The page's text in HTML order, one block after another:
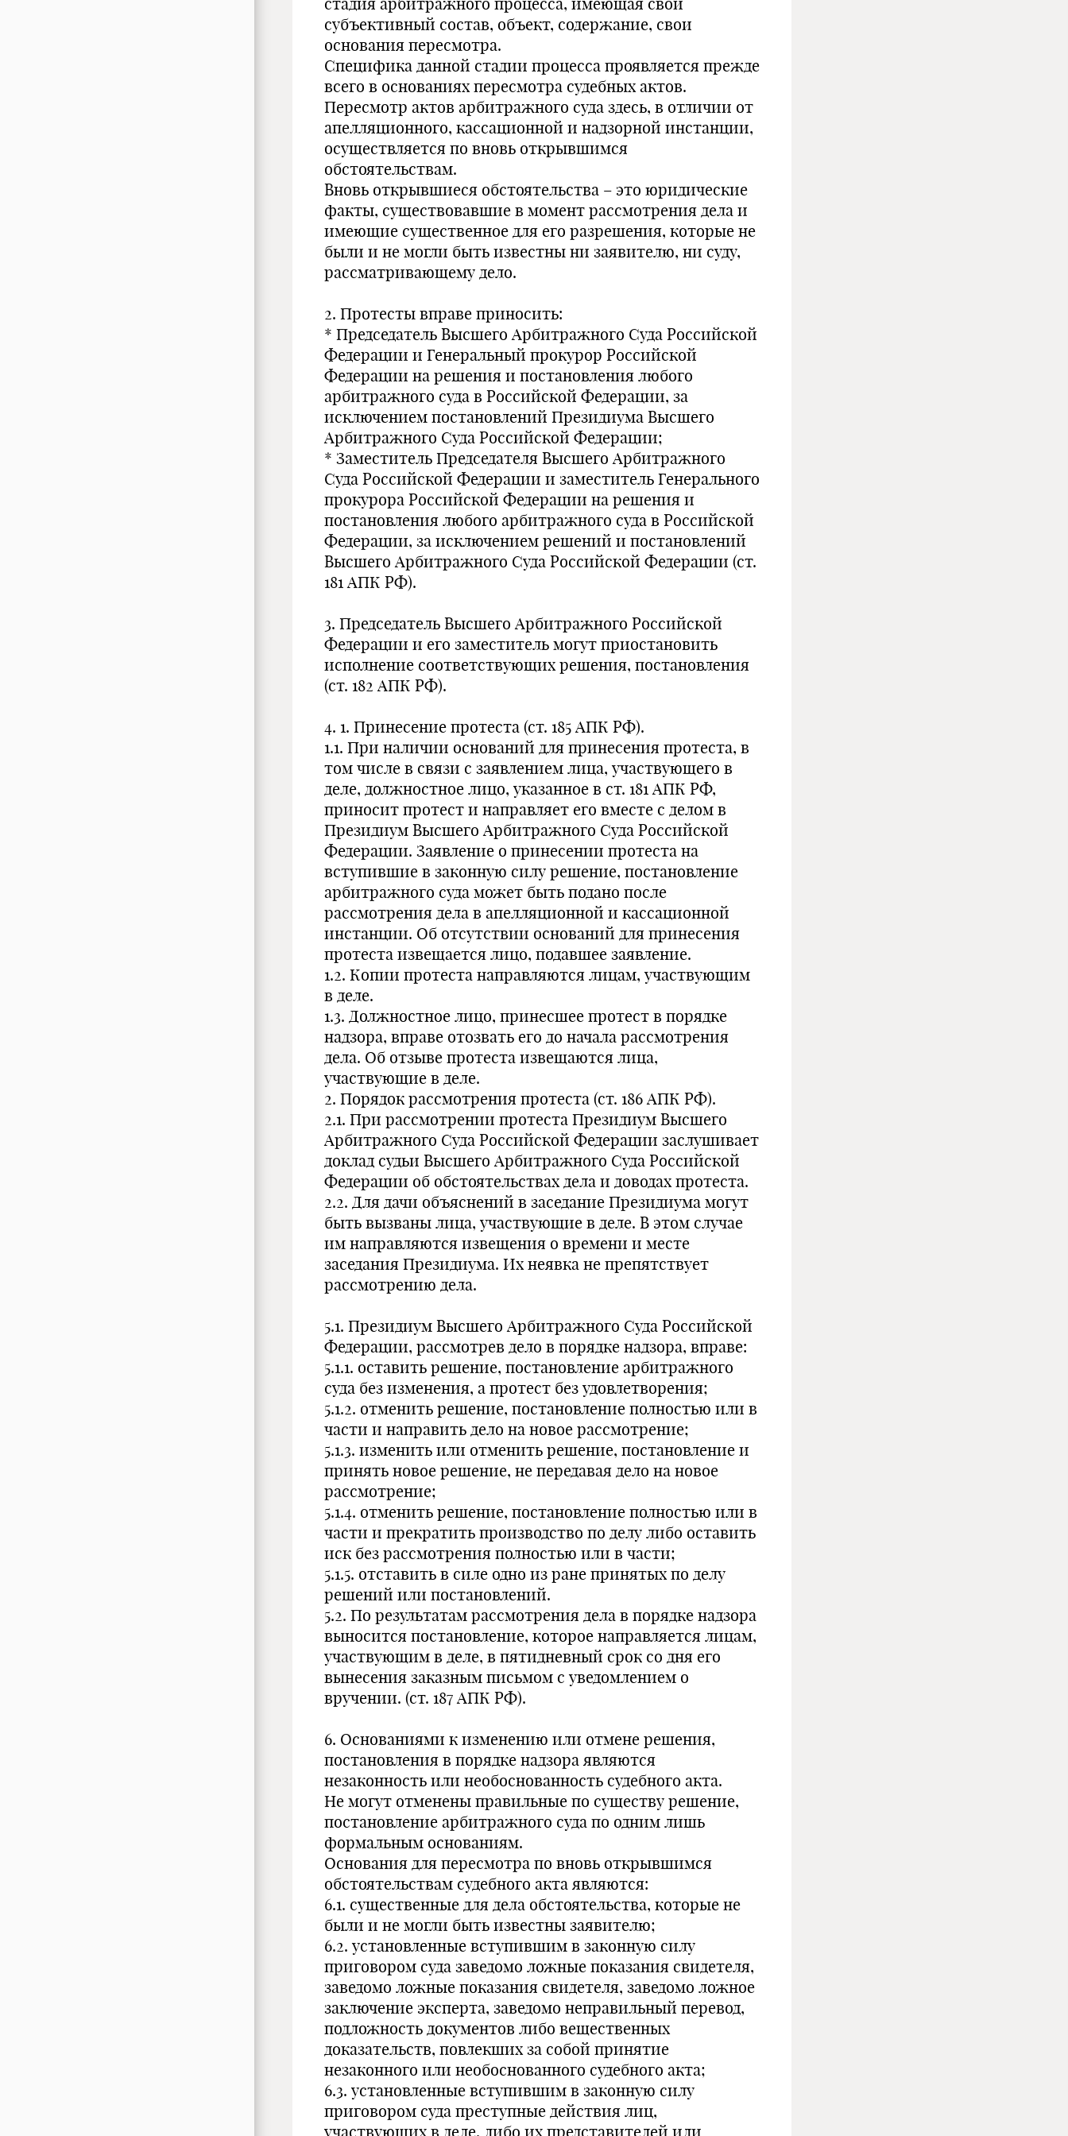
субъективный состав, объект, содержание, свои
основания пересмотра.
Специфика данной стадии процесса проявляется прежде
всего в основаниях пересмотра судебных актов.
Пересмотр актов арбитражного суда здесь, в отличии от
апелляционного, кассационной и надзорной инстанции,
осуществляется по вновь открывшимся
обстоятельствам.
Вновь открывшиеся обстоятельства – это юридические
факты, существовавшие в момент рассмотрения дела и
имеющие существенное для его разрешения, которые не
были и не могли быть известны ни заявителю, ни суду,
рассматривающему дело.
2. Протесты вправе приносить:
* Председатель Высшего Арбитражного Суда Российской
Федерации и Генеральный прокурор Российской
Федерации на решения и постановления любого
арбитражного суда в Российской Федерации, за
исключением постановлений Президиума Высшего
Арбитражного Суда Российской Федерации;
* Заместитель Председателя Высшего Арбитражного
Суда Российской Федерации и заместитель Генерального
прокурора Российской Федерации на решения и
постановления любого арбитражного суда в Российской
Федерации, за исключением решений и постановлений
Высшего Арбитражного Суда Российской Федерации (ст.
181 АПК РФ).
3. Председатель Высшего Арбитражного Российской
Федерации и его заместитель могут приостановить
исполнение соответствующих решения, постановления
(ст. 182 АПК РФ).
4. 1. Принесение протеста (ст. 185 АПК РФ).
1.1. При наличии оснований для принесения протеста, в
том числе в связи с заявлением лица, участвующего в
деле, должностное лицо, указанное в ст. 181 АПК РФ,
приносит протест и направляет его вместе с делом в
Президиум Высшего Арбитражного Суда Российской
Федерации. Заявление о принесении протеста на
вступившие в законную силу решение, постановление
арбитражного суда может быть подано после
рассмотрения дела в апелляционной и кассационной
инстанции. Об отсутствии оснований для принесения
протеста извещается лицо, подавшее заявление.
1.2. Копии протеста направляются лицам, участвующим
в деле.
1.3. Должностное лицо, принесшее протест в порядке
надзора, вправе отозвать его до начала рассмотрения
дела. Об отзыве протеста извещаются лица,
участвующие в деле.
2. Порядок рассмотрения протеста (ст. 186 АПК РФ).
2.1. При рассмотрении протеста Президиум Высшего
Арбитражного Суда Российской Федерации заслушивает
доклад судьи Высшего Арбитражного Суда Российской
Федерации об обстоятельствах дела и доводах протеста.
2.2. Для дачи объяснений в заседание Президиума могут
быть вызваны лица, участвующие в деле. В этом случае
им направляются извещения о времени и месте
заседания Президиума. Их неявка не препятствует
рассмотрению дела.
5.1. Президиум Высшего Арбитражного Суда Российской
Федерации, рассмотрев дело в порядке надзора, вправе:
5.1.1. оставить решение, постановление арбитражного
суда без изменения, а протест без удовлетворения;
5.1.2. отменить решение, постановление полностью или в
части и направить дело на новое рассмотрение;
5.1.3. изменить или отменить решение, постановление и
принять новое решение, не передавая дело на новое
рассмотрение;
5.1.4. отменить решение, постановление полностью или в
части и прекратить производство по делу либо оставить
иск без рассмотрения полностью или в части;
5.1.5. отставить в силе одно из ране принятых по делу
решений или постановлений.
5.2. По результатам рассмотрения дела в порядке надзора
выносится постановление, которое направляется лицам,
участвующим в деле, в пятидневный срок со дня его
вынесения заказным письмом с уведомлением о
вручении. (ст. 187 АПК РФ).
6. Основаниями к изменению или отмене решения,
постановления в порядке надзора являются
незаконность или необоснованность судебного акта.
Не могут отменены правильные по существу решение,
постановление арбитражного суда по одним лишь
формальным основаниям.
Основания для пересмотра по вновь открывшимся
обстоятельствам судебного акта являются:
6.1. существенные для дела обстоятельства, которые не
были и не могли быть известны заявителю;
6.2. установленные вступившим в законную силу
приговором суда заведомо ложные показания свидетеля,
заведомо ложные показания свидетеля, заведомо ложное
заключение эксперта, заведомо неправильный перевод,
подложность документов либо вещественных
доказательств, повлекших за собой принятие
незаконного или необоснованного судебного акта;
6.3. установленные вступившим в законную силу
приговором суда преступные действия лиц,
участвующих в деле, либо их представителей или